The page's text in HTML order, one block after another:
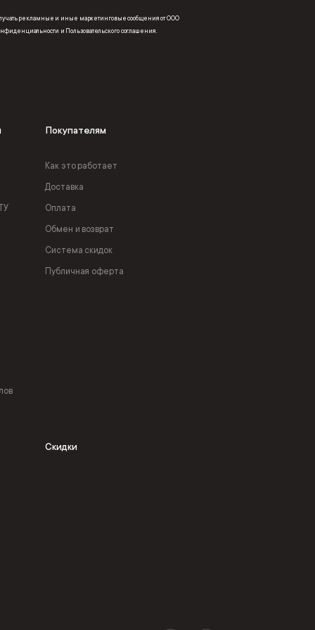
рекламные и иные маркетинговые сообщения от ООО
и Пользовательского соглашения.
Покупателям
Как это работает
Доставка
Оплата
Обмен и возврат
Система скидок
Публичная оферта
Скидки